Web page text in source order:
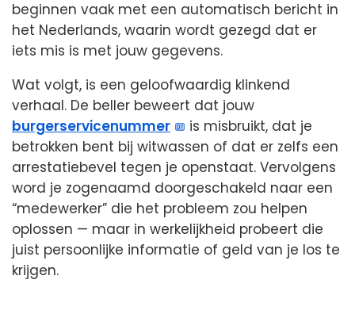
beginnen vaak met een automatisch bericht in
het Nederlands, waarin wordt gezegd dat er
iets mis is met jouw gegevens.
Wat volgt, is een geloofwaardig klinkend
verhaal. De beller beweert dat jouw
burgerservicenummer
is misbruikt, dat je
betrokken bent bij witwassen of dat er zelfs een
arrestatiebevel tegen je openstaat. Vervolgens
word je zogenaamd doorgeschakeld naar een
“medewerker” die het probleem zou helpen
oplossen — maar in werkelijkheid probeert die
juist persoonlijke informatie of geld van je los te
krijgen.